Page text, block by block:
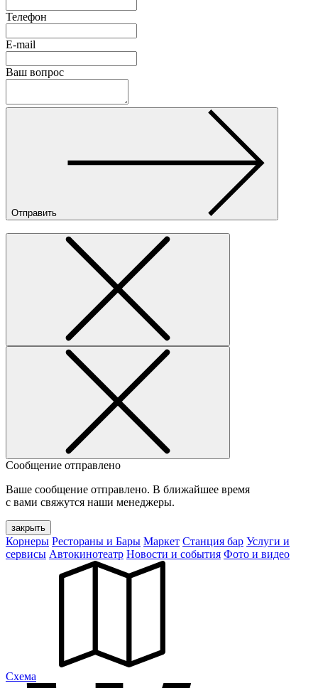
Телефон
E-mail
Ваш вопрос
Отправить
Сообщение отправлено
Ваше сообщение отправлено. В ближайшее время
с вами свяжутся наши менеджеры.
закрыть
Корнеры Рестораны и Бары Маркет Станция бар Услуги и
сервисы Автокинотеатр Новости и события Фото и видео
Cхема